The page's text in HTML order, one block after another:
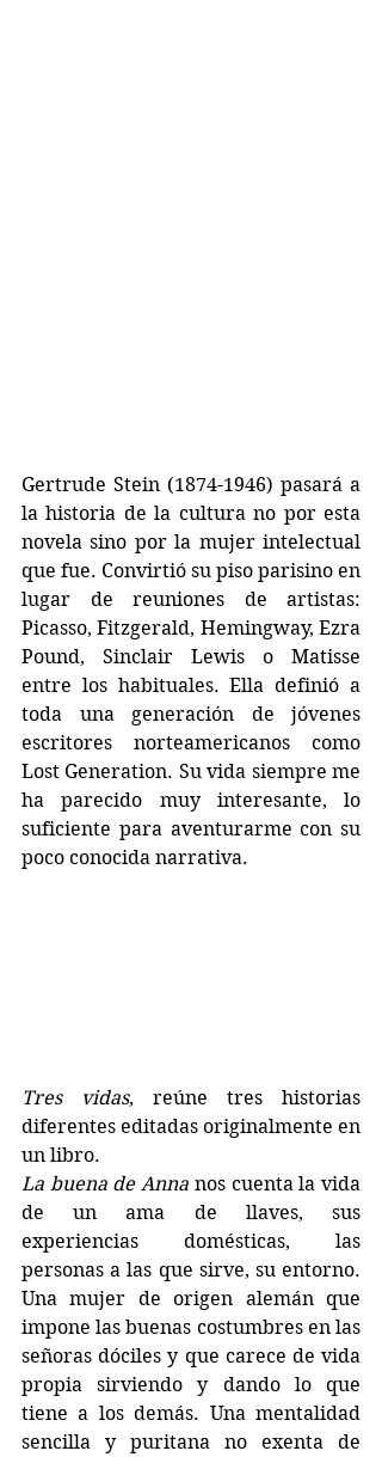
Gertrude Stein (1874-1946) pasará a
la historia de la cultura no por esta
novela sino por la mujer intelectual
que fue. Convirtió su piso parisino en
lugar de reuniones de artistas:
Picasso, Fitzgerald, Hemingway, Ezra
Pound, Sinclair Lewis o Matisse
entre los habituales. Ella definió a
toda una generación de jóvenes
escritores norteamericanos como
Lost Generation. Su vida siempre me
ha parecido muy interesante, lo
suficiente para aventurarme con su
poco conocida narrativa.
Tres vidas, reúne tres historias
diferentes editadas originalmente en
un libro.
La buena de Anna nos cuenta la vida
de un ama de llaves, sus
experiencias domésticas, las
personas a las que sirve, su entorno.
Una mujer de origen alemán que
impone las buenas costumbres en las
señoras dóciles y que carece de vida
propia sirviendo y dando lo que
tiene a los demás. Una mentalidad
sencilla y puritana no exenta de